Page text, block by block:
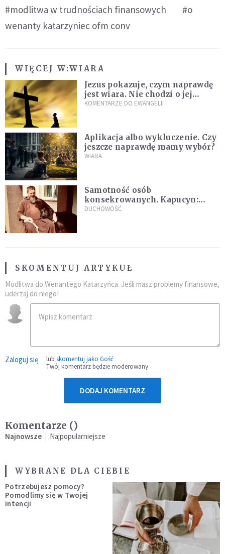
#modlitwa w trudnościach finansowych
#o
wenanty katarzyniec ofm conv
WIĘCEJ W:WIARA
Jezus pokazuje, czym naprawdę
jest wiara. Nie chodzi o jej
wielkość
KOMENTARZE DO EWANGELII
Aplikacja albo wykluczenie. Czy
jeszcze naprawdę mamy wybór?
WIARA
Samotność osób
konsekrowanych. Kapucyn:
Życie w pojedynkę rzadko jest
DUCHOWOŚĆ
SKOMENTUJ ARTYKUŁ
Modlitwa do Wenantego Katarzyńca. Jeśli masz problemy finansowe,
uderzaj do niego!
Zaloguj się lub skomentuj jako Gość
Twój komentarz będzie moderowany
DODAJ KOMENTARZ
Komentarze ()
Najnowsze Najpopularniejsze
WYBRANE DLA CIEBIE
Potrzebujesz pomocy?
Pomodlimy się w Twojej
intencji